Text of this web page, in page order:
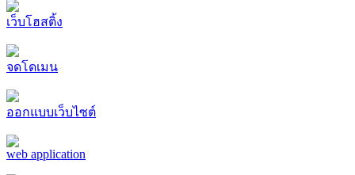
เว็บโฮสติ้ง
จดโดเมน
ออกแบบเว็บไซต์
web application